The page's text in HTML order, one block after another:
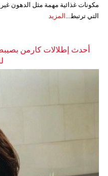
مكونات غذائية مهمة مثل الدهون غير
التي ترتبط... المزيد
أحدث إطلالات كارمن